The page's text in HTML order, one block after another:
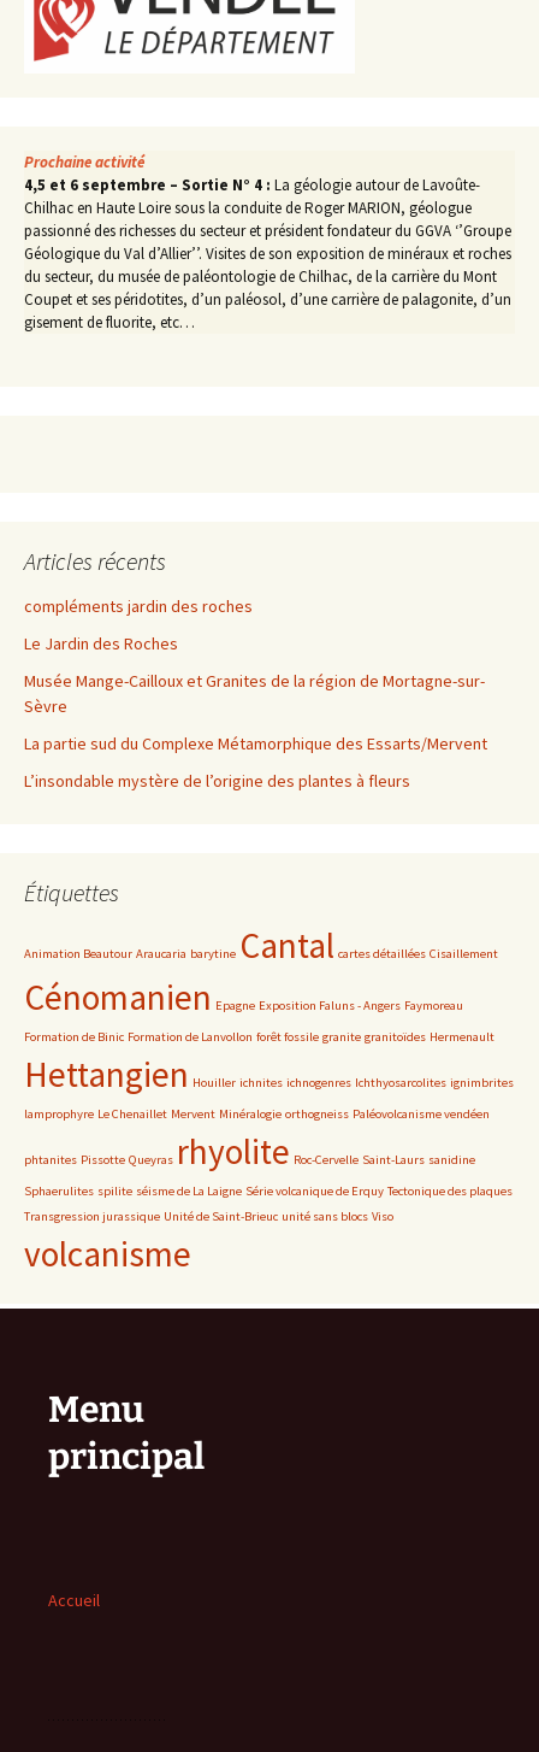
Prochaine activité
4,5 et 6 septembre – Sortie N° 4 : La géologie autour de Lavoûte-
Chilhac en Haute Loire sous la conduite de Roger MARION, géologue
passionné des richesses du secteur et président fondateur du GGVA ‘’Groupe
Géologique du Val d’Allier’’. Visites de son exposition de minéraux et roches
du secteur, du musée de paléontologie de Chilhac, de la carrière du Mont
Coupet et ses péridotites, d’un paléosol, d’une carrière de palagonite, d’un
gisement de fluorite, etc…
Articles récents
compléments jardin des roches
Le Jardin des Roches
Musée Mange-Cailloux et Granites de la région de Mortagne-sur-
Sèvre
La partie sud du Complexe Métamorphique des Essarts/Mervent
L’insondable mystère de l’origine des plantes à fleurs
Étiquettes
Animation Beautour Araucaria barytine Cantal cartes détaillées Cisaillement
Cénomanien Epagne Exposition Faluns - Angers Faymoreau
Formation de Binic Formation de Lanvollon forêt fossile granite granitoïdes Hermenault
Hettangien Houiller ichnites ichnogenres Ichthyosarcolites ignimbrites
lamprophyre Le Chenaillet Mervent Minéralogie orthogneiss Paléovolcanisme vendéen
phtanites Pissotte Queyras rhyolite Roc-Cervelle Saint-Laurs sanidine
Sphaerulites spilite séisme de La Laigne Série volcanique de Erquy Tectonique des plaques
Transgression jurassique Unité de Saint-Brieuc unité sans blocs Viso
volcanisme
Menu
principal
Accueil